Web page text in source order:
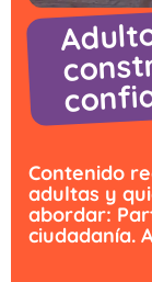
Contenido
adultas y
abordar:
ciudadanía.